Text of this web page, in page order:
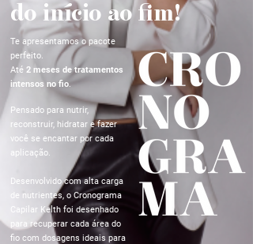
do início ao fim!
Te apresentamos o pacote
perfeito.
Até 2 meses de tratamentos
intensos no fio.
Pensado para nutrir,
reconstruir, hidratar e fazer
você se encantar por cada
aplicação.
Desenvolvido com alta carga
de nutrientes, o Cronograma
Capilar Kelth foi desenhado
para recuperar cada área do
fio com dosagens ideais para